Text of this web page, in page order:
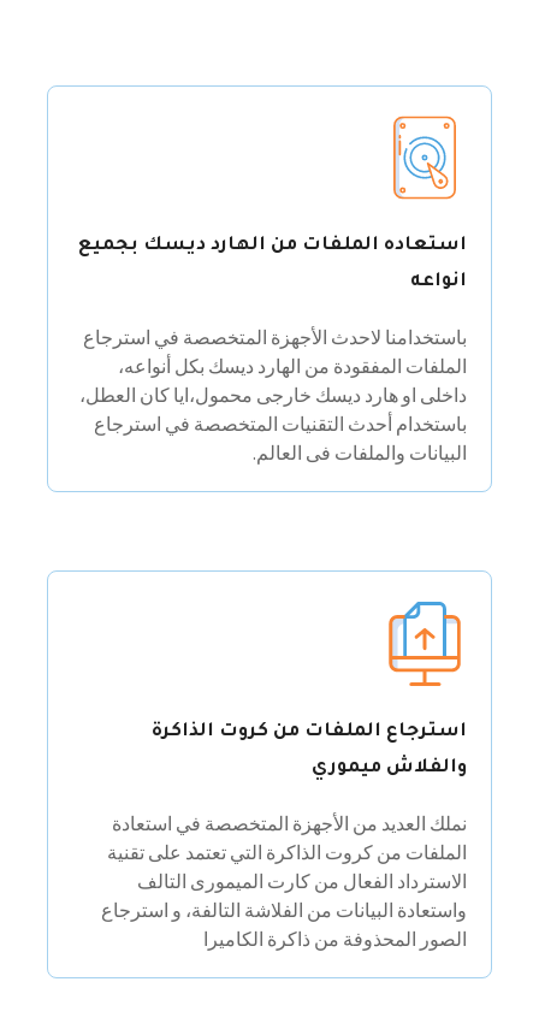
استرجاع الملفات من كروت الذاكرة
والفلاش ميموري
نملك العديد من الأجهزة المتخصصة في استعادة
الملفات من كروت الذاكرة التي تعتمد على تقنية
الاسترداد الفعال من كارت الميمورى التالف
واستعادة البيانات من الفلاشة التالفة، و استرجاع
الصور المحذوفة من ذاكرة الكاميرا
استعاده الملفات من الهارد ديسك بجميع
انواعه
باستخدامنا لاحدث الأجهزة المتخصصة في استرجاع
الملفات المفقودة من الهارد ديسك بكل أنواعه،
داخلى او هارد ديسك خارجى محمول،ايا كان العطل،
باستخدام أحدث التقنيات المتخصصة في استرجاع
البيانات والملفات فى العالم.